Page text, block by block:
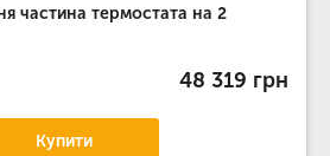
частина термостата на 2
48 319 грн
Купити